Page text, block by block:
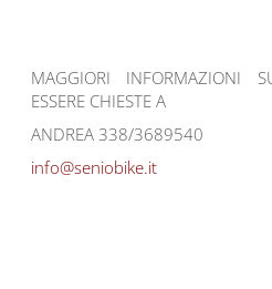
MAGGIORI INFORMAZIONI
ESSERE CHIESTE A
ANDREA 338/3689540
info@seniobike.it